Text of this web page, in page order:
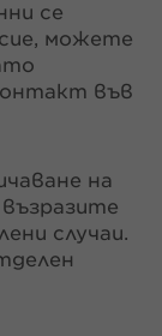
се
можете
във
на
случаи.